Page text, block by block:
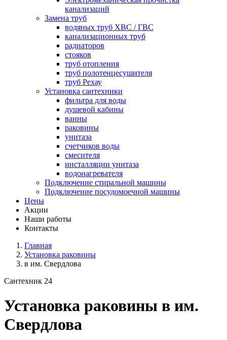
канализаций
Замена труб
водяных труб ХВС / ГВС
канализационных труб
радиаторов
стояков
труб отопления
труб полотенцесушителя
труб Рехау
Установка сантехники
фильтра для воды
душевой кабины
ванны
раковины
унитаза
счетчиков воды
смесителя
инсталляции унитаза
водонагревателя
Подключение стиральной машины
Подключение посудомоечной машины
Цены
Акции
Наши работы
Контакты
Главная
Установка раковины
в им. Свердлова
Сантехник 24
Установка раковины в им.
Свердлова